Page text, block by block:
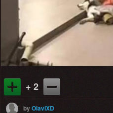
+ 2
byOlaviXD